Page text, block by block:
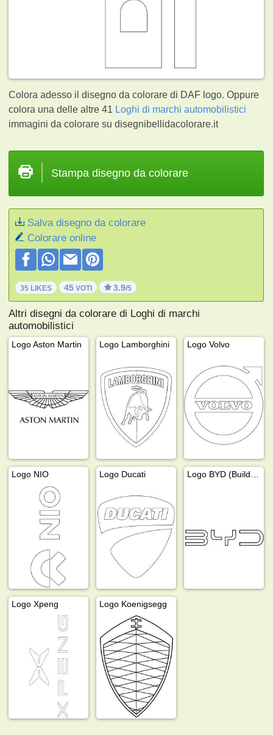
Colora adesso il disegno da colorare di DAF logo. Oppure
colora una delle altre 41 Loghi di marchi automobilistici
immagini da colorare su disegnibellidacolorare.it
Stampa disegno da colorare
Salva disegno da colorare
Colorare online
35 LIKES 45 VOTI 3.9/5
Altri disegni da colorare di Loghi di marchi
automobilistici
Logo Aston Martin Logo Lamborghini Logo Volvo
Logo NIO Logo Ducati
Logo Xpeng Logo Koenigsegg